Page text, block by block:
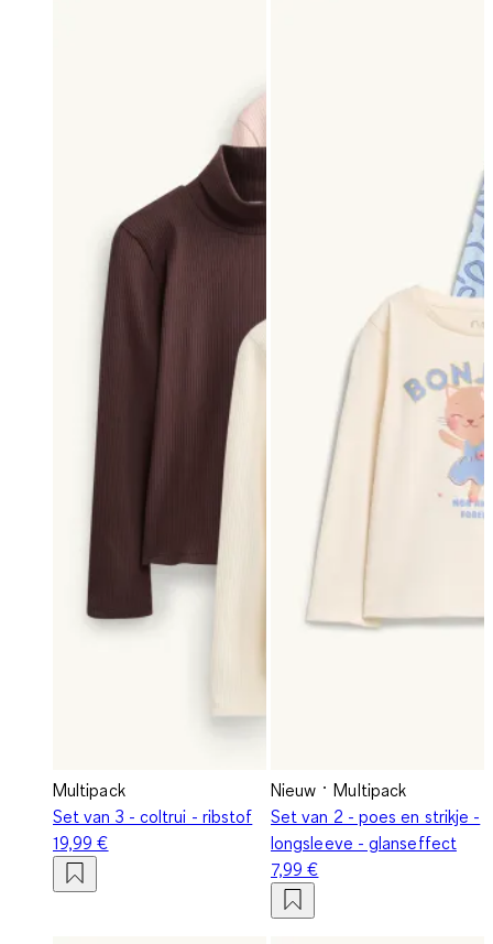
Multipack
Set van 3 - coltrui - ribstof
19,99 €
Nieuw
Multipack
Set van 2 - poes en strikje -
longsleeve - glanseffect
7,99 €